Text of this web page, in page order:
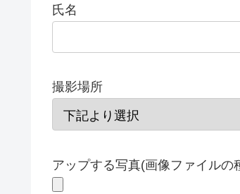
氏名
撮影場所
アップする写真(画像ファイル